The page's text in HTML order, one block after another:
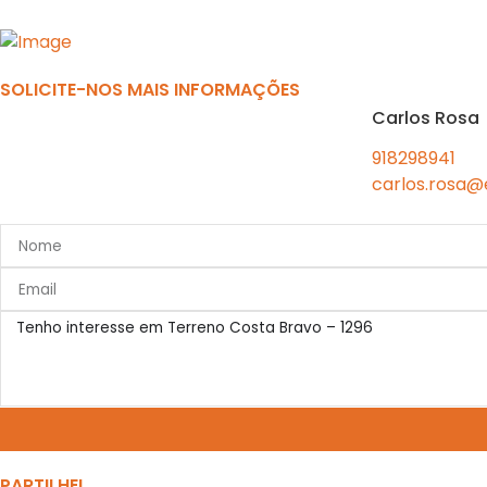
Previous
SOLICITE-NOS MAIS INFORMAÇÕES
Carlos Rosa
918298941